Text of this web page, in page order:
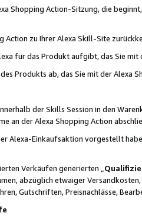
Shopping Action-Sitzung, die
zu Ihrer Alexa Skill-Site
für das Produkt aufgibt, das Sie mit
Produkts ab, das Sie mit der Alexa
der Skills Session in den
an der Alexa Shopping Action
Alexa-Einkaufsaktion vorgestellt
Verkäufen generierten „
abzüglich etwaiger
Gutschriften, Preisnachlässe,